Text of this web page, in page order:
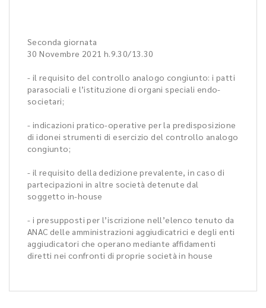
Seconda giornata
30 Novembre 2021 h.9.30/13.30
- il requisito del controllo analogo congiunto: i patti
parasociali e l’istituzione di organi speciali endo-
societari;
- indicazioni pratico-operative per la predisposizione
di idonei strumenti di esercizio del controllo analogo
congiunto;
- il requisito della dedizione prevalente, in caso di
partecipazioni in altre società detenute dal
soggetto in-house
- i presupposti per l’iscrizione nell’elenco tenuto da
ANAC delle amministrazioni aggiudicatrici e degli enti
aggiudicatori che operano mediante affidamenti
diretti nei confronti di proprie società in house